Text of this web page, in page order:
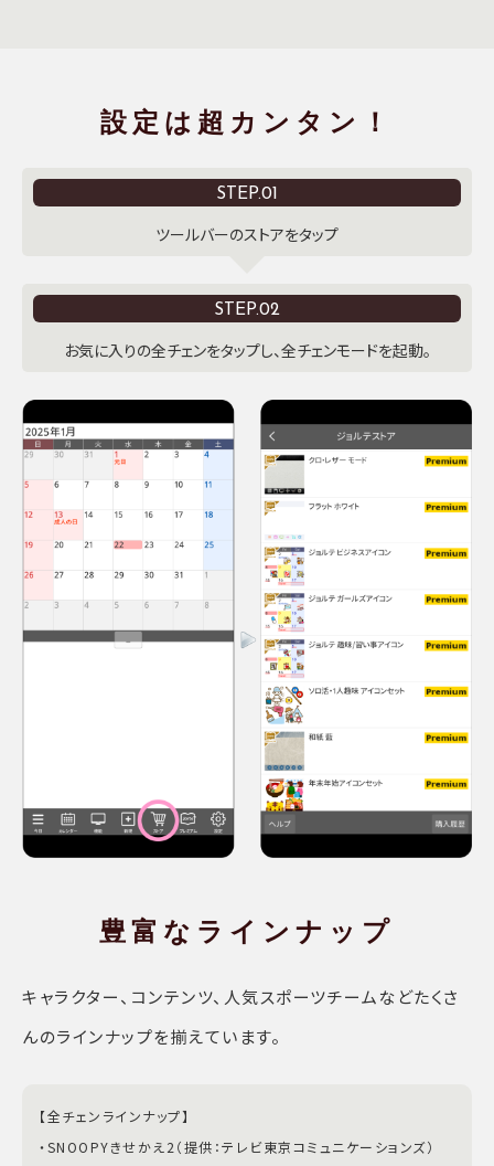
設定は 超カンタン！
STEP.01
ツールバーのストアをタップ
STEP.02
お気に入りの全チェンをタップし、全チェンモードを起動。
豊富な ラインナップ
キャラクター、コンテンツ、人気スポーツチームなどたくさ
んのラインナップを揃えています。
【全チェンラインナップ】
・SNOOPYきせかえ2（提供：テレビ東京コミュニケーションズ）